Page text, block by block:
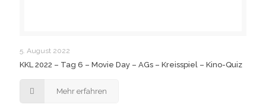
5. August 2022
KKL 2022 – Tag 6 – Movie Day – AGs – Kreisspiel – Kino-Quiz
Mehr erfahren